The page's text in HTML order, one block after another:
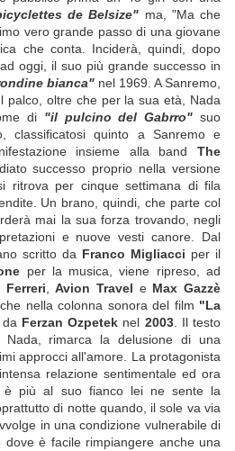
de Belsize" ma, "Ma che
vero grande passo di una giovane
che conta. Inciderà, quindi, dopo
oggi, il suo più grande successo in
bianca" nel 1969. A Sanremo,
palco, oltre che per la sua età, Nada
di "il pulcino del Gabrro" suo
classificatosi quinto a Sanremo e
insieme alla band The
successo proprio nella versione
ritrova per cinque settimana di fila
Un brano, quindi, che parte col
mai la sua forza trovando, negli
e nuove vesti canore. Dal
scritto da Franco Migliacci per il
per la musica, viene ripreso, ad
Ferreri ,Avion Travel e Max Gazzè
nella colonna sonora del film "La
Ferzan Ozpetek nel 2003. Il testo
Nada, rimarca la delusione di una
approcci all'amore. La protagonista
relazione sentimentale ed ora
è più al suo fianco lei ne sente la
di notte quando, il sole va via
in una condizione vulnerabile di
è facile rimpiangere anche una